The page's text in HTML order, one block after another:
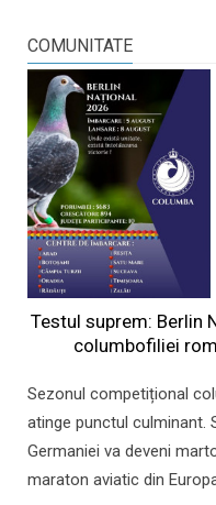
COMUNITATE
Testul suprem: Berlin
columbofiliei
Sezonul competițional
atinge punctul culminant.
Germaniei va deveni
maraton aviatic din